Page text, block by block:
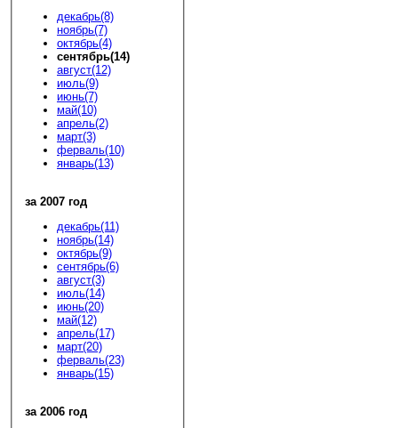
декабрь(8)
ноябрь(7)
октябрь(4)
сентябрь(14)
август(12)
июль(9)
июнь(7)
май(10)
апрель(2)
март(3)
ферваль(10)
январь(13)
за 2007 год
декабрь(11)
ноябрь(14)
октябрь(9)
сентябрь(6)
август(3)
июль(14)
июнь(20)
май(12)
апрель(17)
март(20)
ферваль(23)
январь(15)
за 2006 год